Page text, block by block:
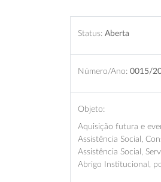
Status: Aberta
Número/Ano: 0015/
Objeto:
Aquisição futura e
Assistência Social,
Assistência Social,
Abrigo Institucional,